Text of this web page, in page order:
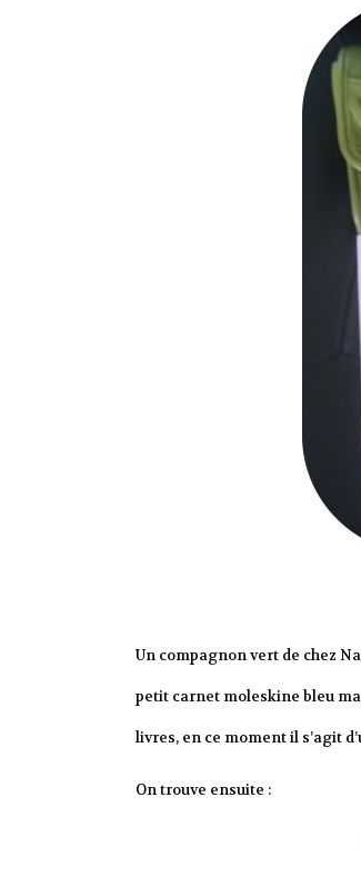
Un compagnon vert de chez
petit carnet moleskine bleu
livres, en ce moment il s’agit
On trouve ensuite :